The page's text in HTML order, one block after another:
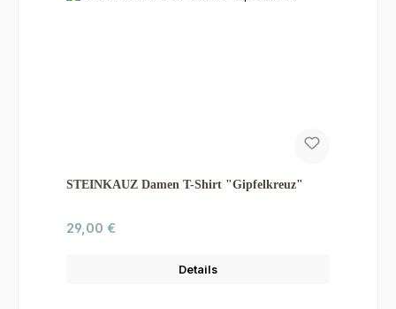
STEINKAUZ Damen T-Shirt "Gipfelkreuz"
Regulärer Preis:
29,00 €
Details